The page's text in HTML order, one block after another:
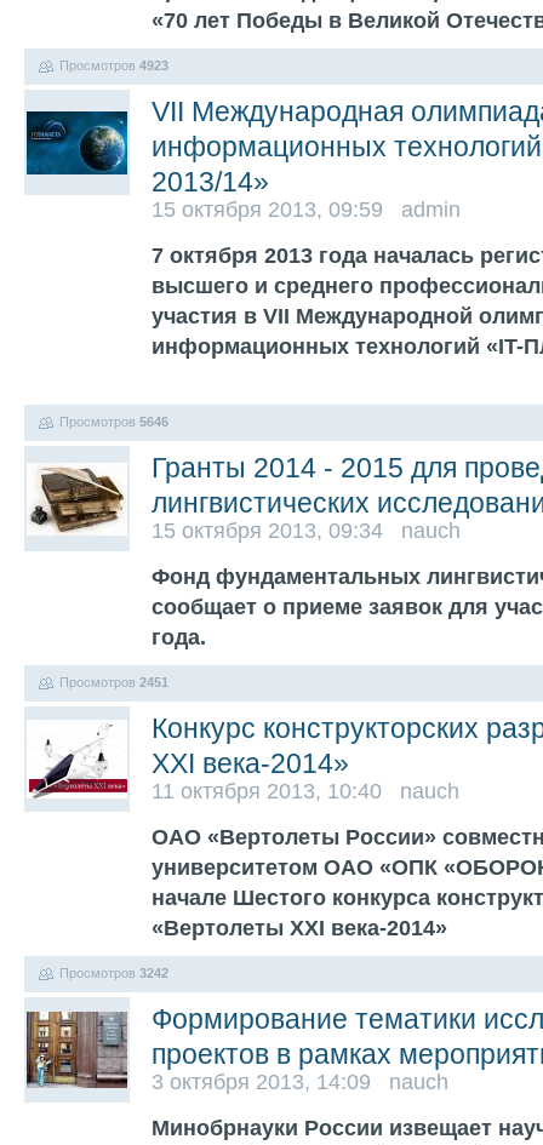
«70 лет Победы в Великой
Просмотров 4923
VII Международная
информационных
2013/14»
15 октября 2013, 09:59 admin
7 октября 2013 года началась
высшего и среднего
участия в VII Международной
информационных технологий «IT-
Просмотров 5646
Гранты 2014 - 2015 для
лингвистических
15 октября 2013, 09:34 nauch
Фонд фундаментальных
сообщает о приеме заявок для
года.
Просмотров 2451
Конкурс конструкторских
XXI века-2014»
11 октября 2013, 10:40 nauch
ОАО «Вертолеты России»
университетом ОАО «ОПК
начале Шестого конкурса
«Вертолеты XXI века-2014»
Просмотров 3242
Формирование тематики
проектов в рамках
3 октября 2013, 14:09 nauch
Минобрнауки России извещает